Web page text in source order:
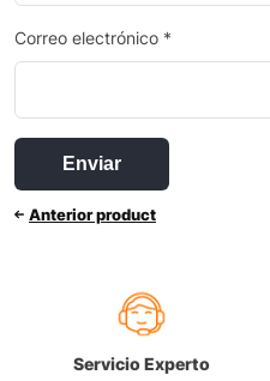
Correo electrónico *
Anterior product
Servicio Experto